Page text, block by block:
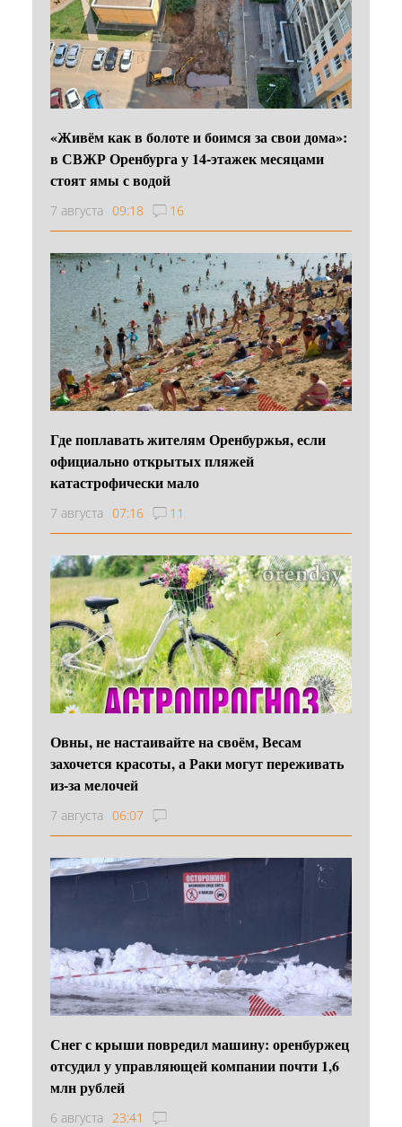
«Живём как в болоте и боимся за свои дома»:
в СВЖР Оренбурга у 14-этажек месяцами
стоят ямы с водой
7 августа 09:18 16
Где поплавать жителям Оренбуржья, если
официально открытых пляжей
катастрофически мало
7 августа 07:16 11
Овны, не настаивайте на своём, Весам
захочется красоты, а Раки могут переживать
из-за мелочей
7 августа 06:07
Снег с крыши повредил машину: оренбуржец
отсудил у управляющей компании почти 1,6
млн рублей
6 августа 23:41